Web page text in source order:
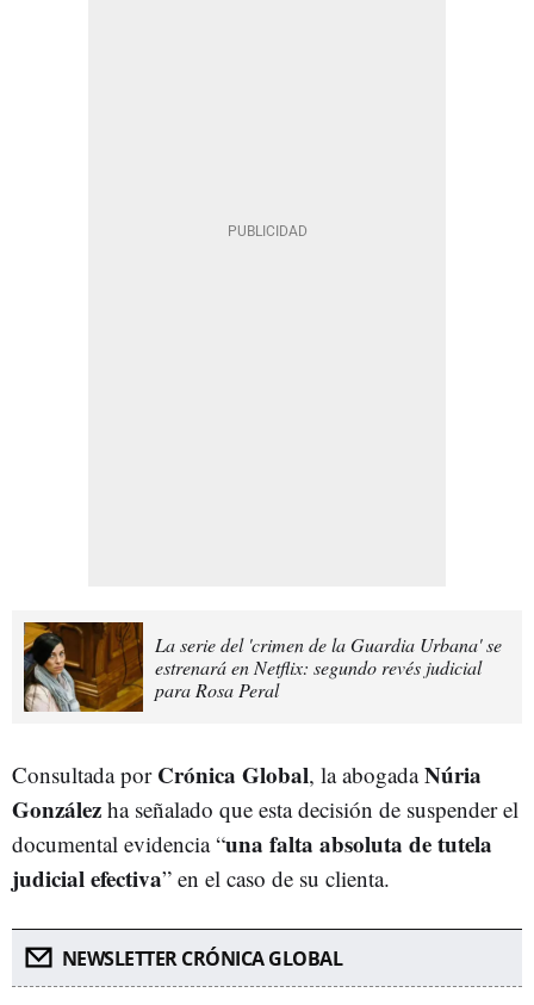
La serie del 'crimen de la Guardia Urbana' se
estrenará en Netflix: segundo revés judicial
para Rosa Peral
Consultada por Crónica Global, la abogadaNúria
González ha señalado que esta decisión de suspender el
documental evidencia “una falta absoluta de tutela
judicial efectiva” en el caso de su clienta.
NEWSLETTER CRÓNICA GLOBAL